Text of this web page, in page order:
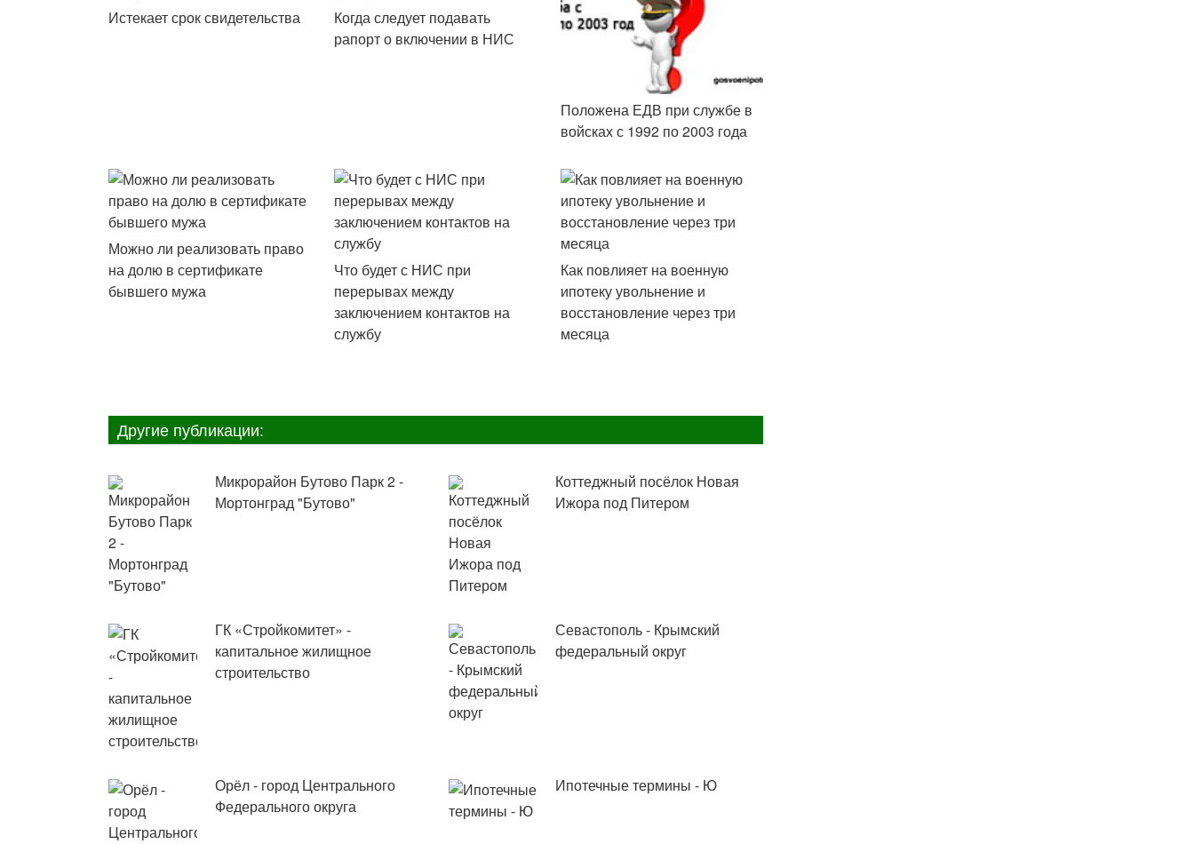
Истекает срок свидетельства
Когда следует подавать
рапорт о включении в НИС
Положена ЕДВ при службе в
войсках с 1992 по 2003 года
Можно ли реализовать право
на долю в сертификате
бывшего мужа
Что будет с НИС при
перерывах между
заключением контактов на
службу
Как повлияет на военную
ипотеку увольнение и
восстановление через три
месяца
Другие публикации:
Микрорайон Бутово Парк 2 -
Мортонград "Бутово"
Коттеджный посёлок Новая
Ижора под Питером
ГК «Стройкомитет» -
капитальное жилищное
строительство
Севастополь - Крымский
федеральный округ
Орёл - город Центрального
Федерального округа
Ипотечные термины - Ю